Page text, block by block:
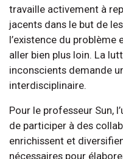
travaille activement à
jacents dans le but de
l’existence du problème
aller bien plus loin. La
inconscients demande
interdisciplinaire.
Pour le professeur Sun,
de participer à des
enrichissent et
nécessaires pour